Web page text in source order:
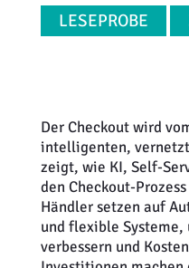
LESEPROBE
Der Checkout wird
intelligenten,
zeigt, wie KI, Self-
den Checkout-
Händler setzen auf
und flexible Systeme,
verbessern und